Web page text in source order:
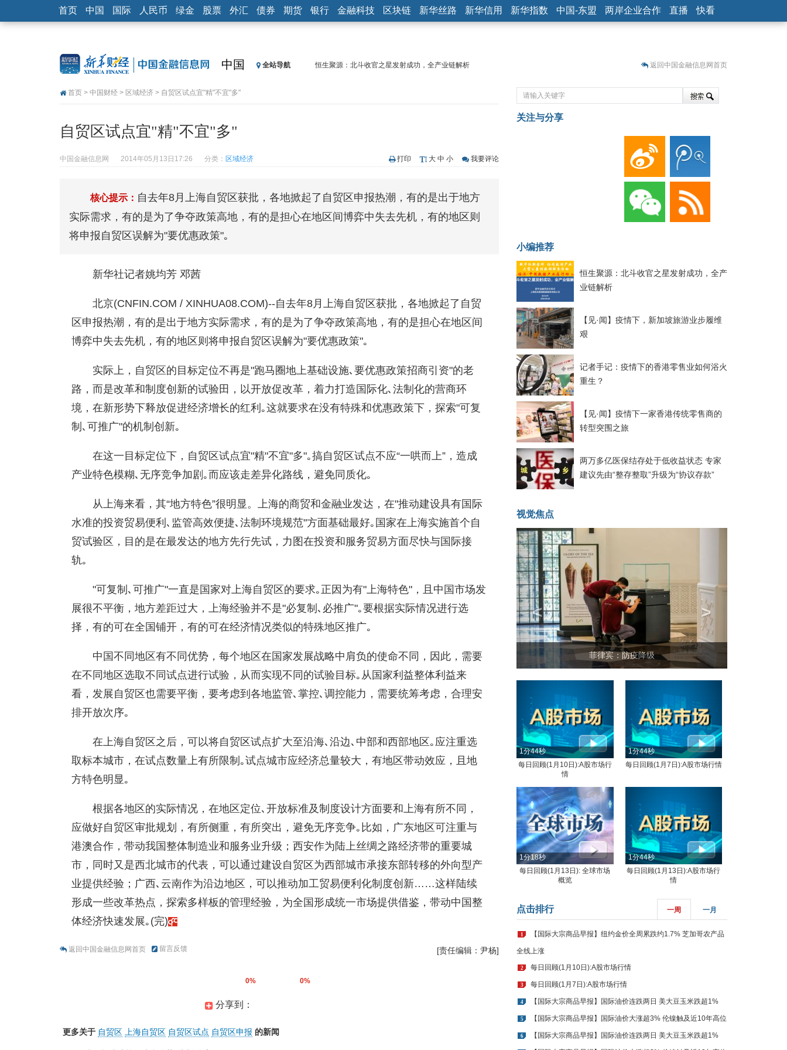
首页 中国 国际 人民币 绿金 股票 外汇 债券 期货 银行 金融科技 区块链 新华丝路 新华信用 新华指数 中国-东盟 两岸企业合作 直播 快看
中国 全站导航
恒生聚源：北斗收官之星发射成功，全产业链解析
【新华财经调查】同业存单、结构性存款玩起“跷跷板” 结构性失衡藏
沥青期货连续两日涨逾3% 沪银及两粕涨势喜人
恒生聚源：北斗收官之星发射成功，全产业链解析
返回中国金融信息网首页
首页 > 中国财经 > 区域经济 > 自贸区试点宜"精"不宜"多"
自贸区试点宜"精"不宜"多"
中国金融信息网 2014年05月13日17:26 分类： 区域经济 打印 大 中 小 我要评论
核心提示： 自去年8月上海自贸区获批，各地掀起了自贸区申报热潮，有的是出于地方
实际需求，有的是为了争夺政策高地，有的是担心在地区间博弈中失去先机，有的地区则
将申报自贸区误解为"要优惠政策"｡
新华社记者姚均芳 邓茜
北京(CNFIN.COM / XINHUA08.COM)--自去年8月上海自贸区获批，各地掀起了自贸
区申报热潮，有的是出于地方实际需求，有的是为了争夺政策高地，有的是担心在地区间
博弈中失去先机，有的地区则将申报自贸区误解为"要优惠政策"｡
实际上，自贸区的目标定位不再是"跑马圈地上基础设施､要优惠政策招商引资"的老
路，而是改革和制度创新的试验田，以开放促改革，着力打造国际化､法制化的营商环
境，在新形势下释放促进经济增长的红利｡这就要求在没有特殊和优惠政策下，探索"可复
制､可推广"的机制创新｡
在这一目标定位下，自贸区试点宜"精"不宜"多"｡搞自贸区试点不应“一哄而上”，造成
产业特色模糊､无序竞争加剧｡而应该走差异化路线，避免同质化｡
从上海来看，其“地方特色”很明显。上海的商贸和金融业发达，在"推动建设具有国际
水准的投资贸易便利､监管高效便捷､法制环境规范"方面基础最好｡国家在上海实施首个自
贸试验区，目的是在最发达的地方先行先试，力图在投资和服务贸易方面尽快与国际接
轨｡
"可复制､可推广"一直是国家对上海自贸区的要求｡正因为有"上海特色"，且中国市场发
展很不平衡，地方差距过大，上海经验并不是"必复制､必推广"｡要根据实际情况进行选
择，有的可在全国铺开，有的可在经济情况类似的特殊地区推广｡
中国不同地区有不同优势，每个地区在国家发展战略中肩负的使命不同，因此，需要
在不同地区选取不同试点进行试验，从而实现不同的试验目标｡从国家利益整体利益来
看，发展自贸区也需要平衡，要考虑到各地监管､掌控､调控能力，需要统筹考虑，合理安
排开放次序｡
在上海自贸区之后，可以将自贸区试点扩大至沿海､沿边､中部和西部地区｡应注重选
取标本城市，在试点数量上有所限制｡试点城市应经济总量较大，有地区带动效应，且地
方特色明显｡
根据各地区的实际情况，在地区定位､开放标准及制度设计方面要和上海有所不同，
应做好自贸区审批规划，有所侧重，有所突出，避免无序竞争｡比如，广东地区可注重与
港澳合作，带动我国整体制造业和服务业升级；西安作为陆上丝绸之路经济带的重要城
市，同时又是西北城市的代表，可以通过建设自贸区为西部城市承接东部转移的外向型产
业提供经验；广西､云南作为沿边地区，可以推动加工贸易便利化制度创新……这样陆续
形成一些改革热点，探索多样板的管理经验，为全国形成统一市场提供借鉴，带动中国整
体经济快速发展｡(完)
返回中国金融信息网首页 留言反馈 [责任编辑：尹杨]
0% 0%
分享到：
更多关于 自贸区 上海自贸区 自贸区试点 自贸区申报 的新闻
关注与分享
小编推荐
恒生聚源：北斗收官之星发射成功，全产
业链解析
【见·闻】疫情下，新加坡旅游业步履维
艰
记者手记：疫情下的香港零售业如何浴火
重生？
【见·闻】疫情下一家香港传统零售商的
转型突围之旅
两万多亿医保结存处于低收益状态 专家
建议先由“整存整取”升级为“协议存款”
视觉焦点
菲律宾：防疫降级
< >
1分44秒
每日回顾(1月10日):A股市场行
情
1分44秒
每日回顾(1月7日):A股市场行情
1分18秒
每日回顾(1月13日): 全球市场
概览
1分44秒
每日回顾(1月13日):A股市场行
情
点击排行 一周 一月
1 【国际大宗商品早报】纽约金价全周累跌约1.7% 芝加哥农产品
全线上涨
2 每日回顾(1月10日):A股市场行情
3 每日回顾(1月7日):A股市场行情
4 【国际大宗商品早报】国际油价连跌两日 美大豆玉米跌超1%
5 【国际大宗商品早报】国际油价大涨超3% 伦镍触及近10年高位
6 【国际大宗商品早报】国际油价连跌两日 美大豆玉米跌超1%